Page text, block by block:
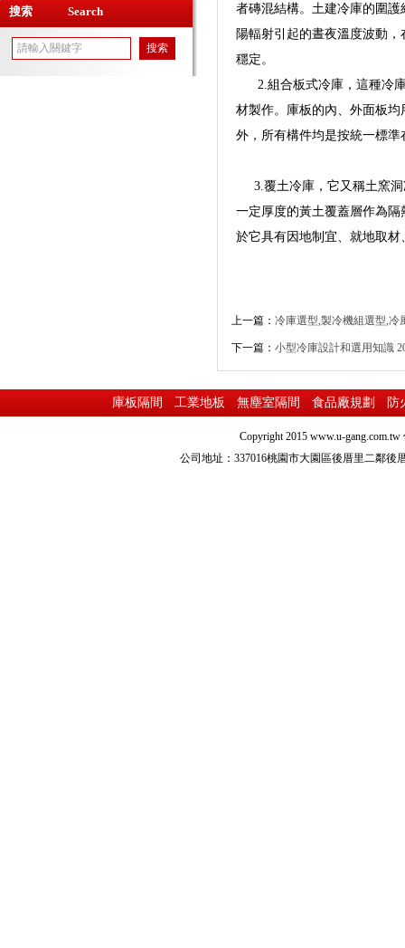
搜索 Search
者磚混結構。土建冷庫的圍
陽輻射引起的晝夜溫度波
穩定。
2.組合板式冷庫，這種冷庫
材製作。庫板的內、外面板
外，所有構件均是按統一
3.覆土冷庫，它又稱土窯洞
一定厚度的黃土覆蓋層作為
於它具有因地制宜、就地取
上一篇： 冷庫選型,製冷機組選型,冷
下一篇： 小型冷庫設計和選用知識
庫板隔間 工業地板 無塵室隔間 食品廠規劃 防
Copyright 2015 www.u-gang.com.tw
公司地址：337016桃園市大園區後厝里二鄰後